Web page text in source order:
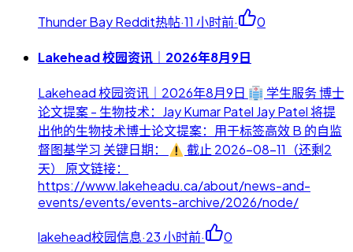
Thunder Bay Reddit热帖·11 小时前· 0
Lakehead 校园资讯｜2026年8月9日
Lakehead 校园资讯｜2026年8月9日
学生服务 博士
论文提案 - 生物技术：Jay Kumar Patel Jay Patel 将提
出他的生物技术博士论文提案：用于标签高效 B 的自监
督图基学习 关键日期：
截止 2026-08-11（还剩2
天） 原文链接：
https://www.lakeheadu.ca/about/news-and-
events/events/events-archive/2026/node/
lakehead校园信息·23 小时前· 0